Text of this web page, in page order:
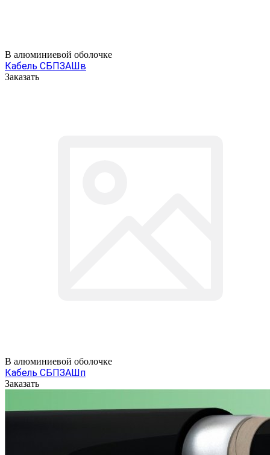
В алюминиевой оболочке
Кабель СБПЗАШв
Заказать
В алюминиевой оболочке
Кабель СБПЗАШп
Заказать